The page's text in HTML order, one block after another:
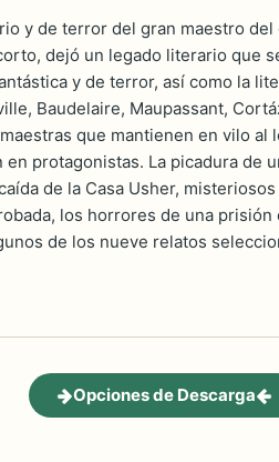
y de terror del gran maestro
dejó un legado literario que
y de terror, así como la
Baudelaire, Maupassant,
que mantienen en vilo
protagonistas. La picadura de
de la Casa Usher,
los horrores de una
de los nueve relatos
Opciones de Descarga